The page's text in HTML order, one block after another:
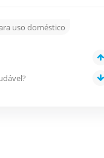
uso doméstico